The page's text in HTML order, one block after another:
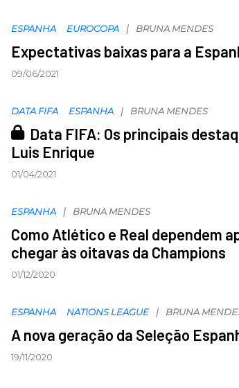
ESPANHA EUROCOPA BRUNA MENDES
Expectativas baixas para a
09/06/2021
DATA FIFA ESPANHA BRUNA MENDES
Data FIFA: Os principais
Luis Enrique
01/04/2021
ESPANHA BRUNA MENDES
Como Atlético e Real dependem
chegar às oitavas da Champions
01/12/2020
ESPANHA NATIONS LEAGUE BRUNA
A nova geração da Seleção
19/11/2020